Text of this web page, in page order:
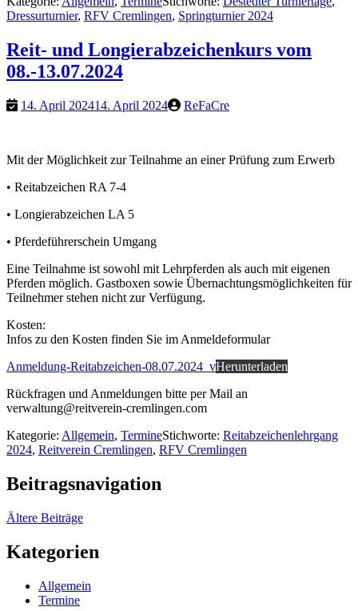
Dressurturnier, RFV Cremlingen, Springturnier 2024
Reit- und Longierabzeichenkurs vom
08.-13.07.2024
14. April 202414. April 2024 ReFaCre
Mit der Möglichkeit zur Teilnahme an einer Prüfung zum Erwerb
• Reitabzeichen RA 7-4
• Longierabzeichen LA 5
• Pferdeführerschein Umgang
Eine Teilnahme ist sowohl mit Lehrpferden als auch mit eigenen
Pferden möglich. Gastboxen sowie Übernachtungsmöglichkeiten für
Teilnehmer stehen nicht zur Verfügung.
Kosten:
Infos zu den Kosten finden Sie im Anmeldeformular
Anmeldung-Reitabzeichen-08.07.2024_vHerunterladen
Rückfragen und Anmeldungen bitte per Mail an
verwaltung@reitverein-cremlingen.com
Kategorie: Allgemein, TermineStichworte: Reitabzeichenlehrgang
2024, Reitverein Cremlingen, RFV Cremlingen
Beitragsnavigation
Ältere Beiträge
Kategorien
Allgemein
Termine